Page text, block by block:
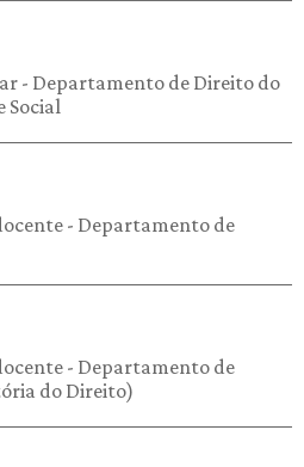
- Departamento de Direito do
Social
- Departamento de
- Departamento de
do Direito)